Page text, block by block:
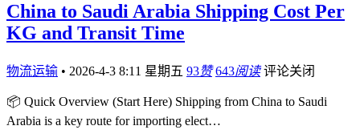
China to Saudi Arabia Shipping Cost Per
KG and Transit Time
物流运输 • 2026-4-3 8:11 星期五 93赞 643阅读 评论关闭
📦 Quick Overview (Start Here) Shipping from China to Saudi
Arabia is a key route for importing elect…